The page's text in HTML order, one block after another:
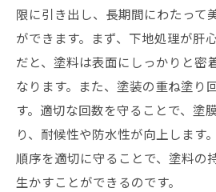
仕上がりを左右する塗
色褪せを防ぐための塗
美しさを保つためのア
塗装の美観を維持する
初心者でも安心効率的な塗
初心者が陥りやすい塗
初心者向けの簡単な塗装
限に引き出し、長期間にわたって
ができます。まず、下地処理が肝
だと、塗料は表面にしっかりと密
なります。また、塗装の重ね塗り
す。適切な回数を守ることで、塗
り、耐候性や防水性が向上します
順序を適切に守ることで、塗料の
生かすことができるのです。